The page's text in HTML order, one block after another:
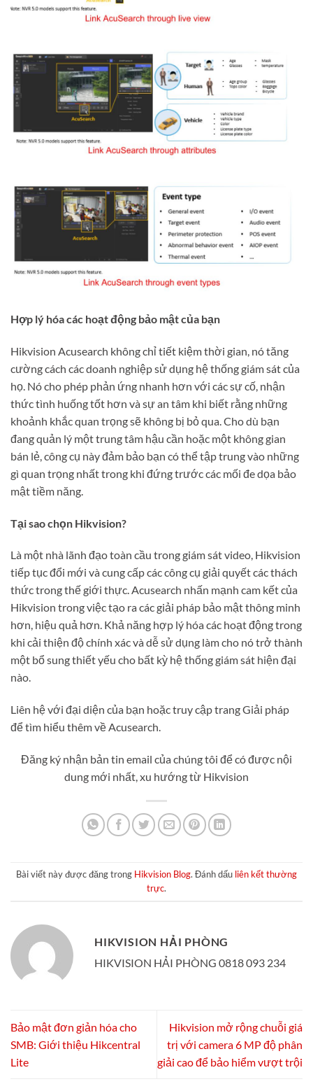
Hợp lý hóa các hoạt động bảo mật của bạn
Hikvision Acusearch không chỉ tiết kiệm thời gian, nó tăng
cường cách các doanh nghiệp sử dụng hệ thống giám sát của
họ. Nó cho phép phản ứng nhanh hơn với các sự cố, nhận
thức tình huống tốt hơn và sự an tâm khi biết rằng những
khoảnh khắc quan trọng sẽ không bị bỏ qua. Cho dù bạn
đang quản lý một trung tâm hậu cần hoặc một không gian
bán lẻ, công cụ này đảm bảo bạn có thể tập trung vào những
gì quan trọng nhất trong khi đứng trước các mối đe dọa bảo
mật tiềm năng.
Tại sao chọn Hikvision?
Là một nhà lãnh đạo toàn cầu trong giám sát video, Hikvision
tiếp tục đổi mới và cung cấp các công cụ giải quyết các thách
thức trong thế giới thực. Acusearch nhấn mạnh cam kết của
Hikvision trong việc tạo ra các giải pháp bảo mật thông minh
hơn, hiệu quả hơn. Khả năng hợp lý hóa các hoạt động trong
khi cải thiện độ chính xác và dễ sử dụng làm cho nó trở thành
một bổ sung thiết yếu cho bất kỳ hệ thống giám sát hiện đại
nào.
Liên hệ với đại diện của bạn hoặc truy cập trang Giải pháp
để tìm hiểu thêm về Acusearch.
Đăng ký nhận bản tin email của chúng tôi để có được nội
dung mới nhất, xu hướng từ Hikvision
Bài viết này được đăng trong Hikvision Blog. Đánh dấu liên kết thường
trực.
HIKVISION HẢI PHÒNG
HIKVISION HẢI PHÒNG 0818 093 234
Bảo mật đơn giản hóa cho
SMB: Giới thiệu Hikcentral
Lite
Hikvision mở rộng chuỗi giá
trị với camera 6 MP độ phân
giải cao để bảo hiểm vượt trội